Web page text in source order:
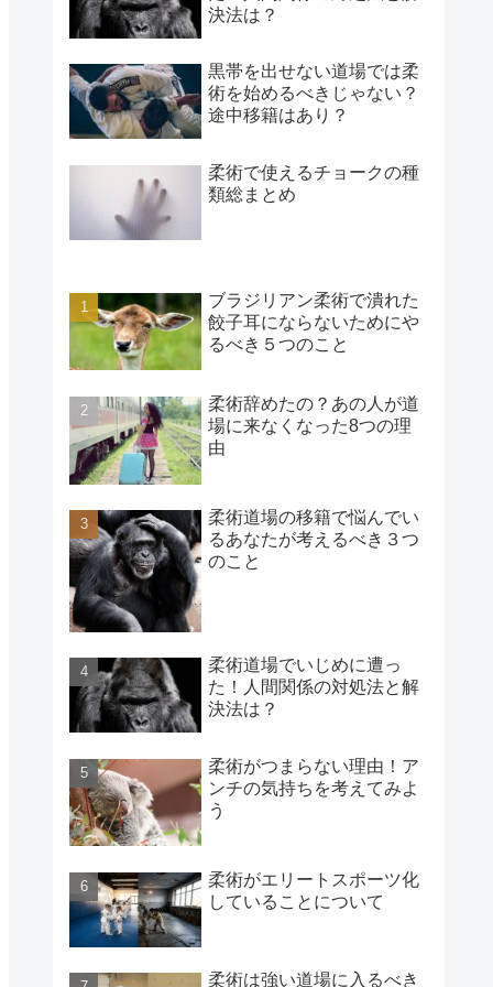
決法は？
黒帯を出せない道場では柔
術を始めるべきじゃない？
途中移籍はあり？
柔術で使えるチョークの種
類総まとめ
ブラジリアン柔術で潰れた
餃子耳にならないためにや
るべき５つのこと
柔術辞めたの？あの人が道
場に来なくなった8つの理
由
柔術道場の移籍で悩んでい
るあなたが考えるべき３つ
のこと
柔術道場でいじめに遭っ
た！人間関係の対処法と解
決法は？
柔術がつまらない理由！ア
ンチの気持ちを考えてみよ
う
柔術がエリートスポーツ化
していることについて
柔術は強い道場に入るべき